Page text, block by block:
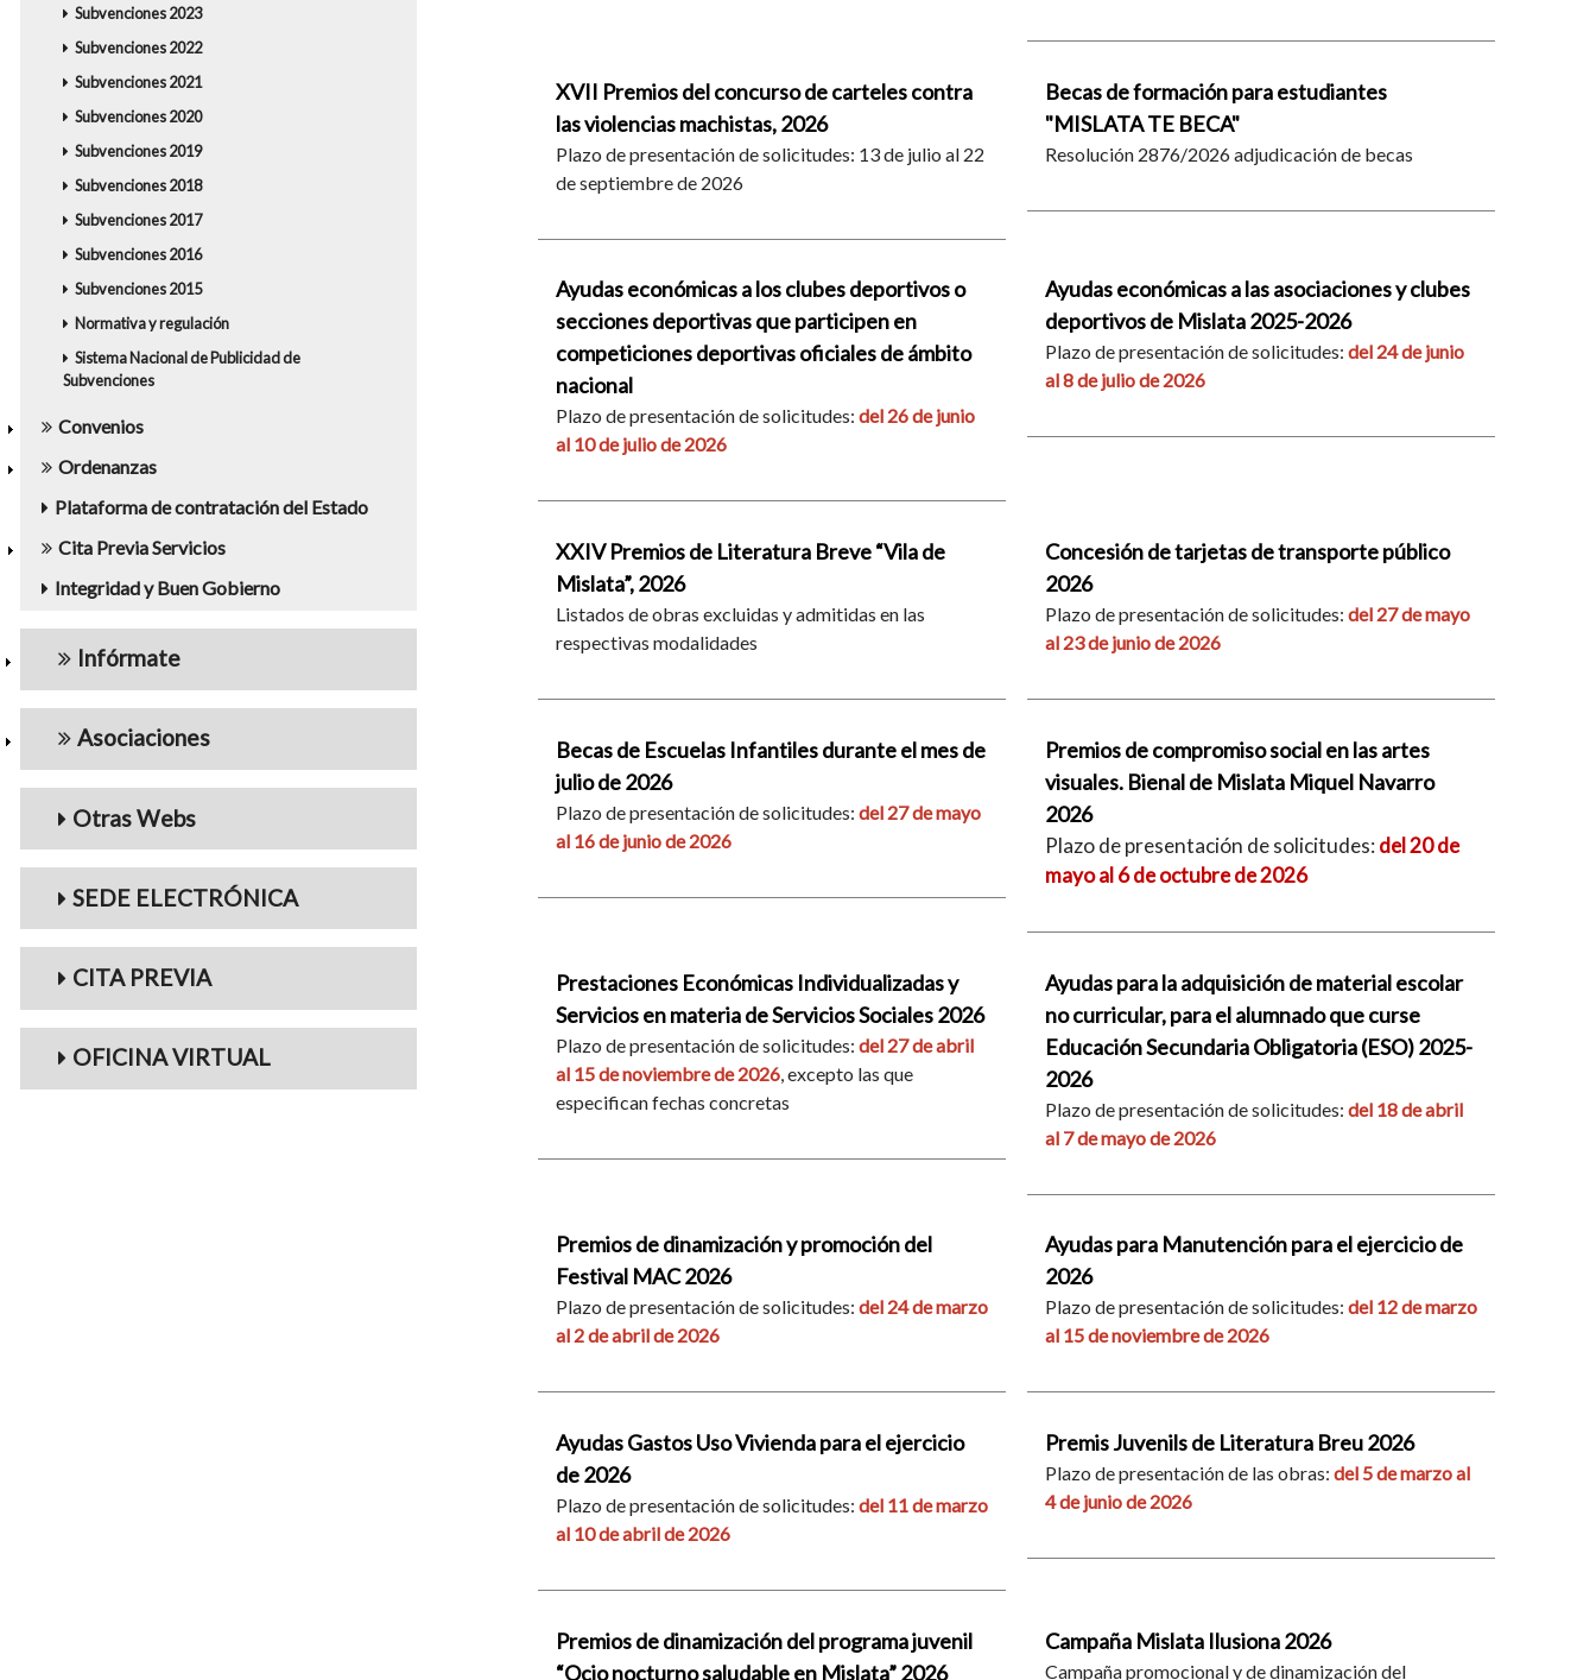
Subvenciones 2023
Subvenciones 2022
Subvenciones 2021
Subvenciones 2020
Subvenciones 2019
Subvenciones 2018
Subvenciones 2017
Subvenciones 2016
Subvenciones 2015
Normativa y regulación
Sistema Nacional de Publicidad de
Subvenciones
Convenios
Ordenanzas
Plataforma de contratación del Estado
Cita Previa Servicios
Integridad y Buen Gobierno
Infórmate
Asociaciones
Otras Webs
SEDE ELECTRÓNICA
CITA PREVIA
OFICINA VIRTUAL
XVII Premios del concurso de carteles contra
las violencias machistas, 2026
Plazo de presentación de solicitudes: 13 de julio al 22
de septiembre de 2026
Becas de formación para estudiantes
"MISLATA TE BECA"
Resolución 2876/2026 adjudicación de becas
Ayudas económicas a los clubes deportivos o
secciones deportivas que participen en
competiciones deportivas oficiales de ámbito
nacional
Plazo de presentación de solicitudes:del 26 de junio
al 10 de julio de 2026
Ayudas económicas a las asociaciones y clubes
deportivos de Mislata 2025-2026
Plazo de presentación de solicitudes: del 24 de junio
al 8 de julio de 2026
XXIV Premios de Literatura Breve “Vila de
Mislata”, 2026
Listados de obras excluidas y admitidas en las
respectivas modalidades
Concesión de tarjetas de transporte público
2026
Plazo de presentación de solicitudes: del 27 de mayo
al 23 de junio de 2026
Becas de Escuelas Infantiles durante el mes de
julio de 2026
Plazo de presentación de solicitudes:del 27 de mayo
al 16 de junio de 2026
Premios de compromiso social en las artes
visuales. Bienal de Mislata Miquel Navarro
2026
Plazo de presentación de solicitudes:del 20 de
mayo al 6 de octubre de 2026
Prestaciones Económicas Individualizadas y
Servicios en materia de Servicios Sociales 2026
Plazo de presentación de solicitudes:del 27 de abril
al 15 de noviembre de 2026 , excepto las que
especifican fechas concretas
Ayudas para la adquisición de material escolar
no curricular, para el alumnado que curse
Educación Secundaria Obligatoria (ESO) 2025-
2026
Plazo de presentación de solicitudes: del 18 de abril
al 7 de mayo de 2026
Premios de dinamización y promoción del
Festival MAC 2026
Plazo de presentación de solicitudes:del 24 de marzo
al 2 de abril de 2026
Ayudas para Manutención para el ejercicio de
2026
Plazo de presentación de solicitudes: del 12 de marzo
al 15 de noviembre de 2026
Ayudas Gastos Uso Vivienda para el ejercicio
de 2026
Plazo de presentación de solicitudes:del 11 de marzo
al 10 de abril de 2026
Premis Juvenils de Literatura Breu 2026
Plazo de presentación de las obras: del 5 de marzo al
4 de junio de 2026
Premios de dinamización del programa juvenil
“Ocio nocturno saludable en Mislata” 2026
Campaña Mislata Ilusiona 2026
Campaña promocional y de dinamización del